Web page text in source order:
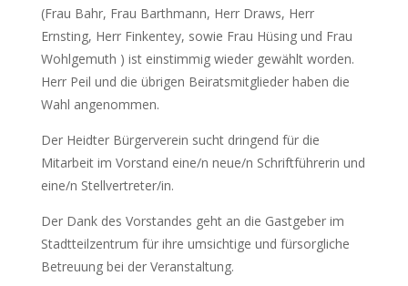
(Frau Bahr, Frau Barthmann, Herr Draws, Herr
Ernsting, Herr Finkentey, sowie Frau Hüsing und Frau
Wohlgemuth ) ist einstimmig wieder gewählt worden.
Herr Peil und die übrigen Beiratsmitglieder haben die
Wahl angenommen.
Der Heidter Bürgerverein sucht dringend für die
Mitarbeit im Vorstand eine/n neue/n Schriftführerin und
eine/n Stellvertreter/in.
Der Dank des Vorstandes geht an die Gastgeber im
Stadtteilzentrum für ihre umsichtige und fürsorgliche
Betreuung bei der Veranstaltung.